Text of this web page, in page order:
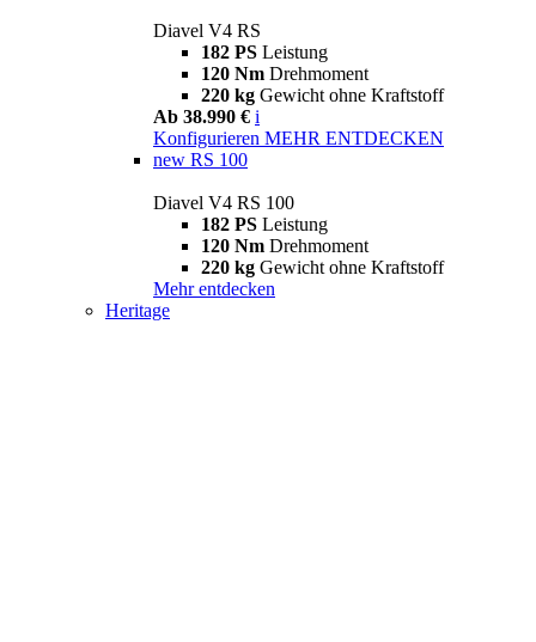
Diavel V4 RS
182 PS Leistung
120 Nm Drehmoment
220 kg Gewicht ohne Kraftstoff
Ab 38.990 € i
Konfigurieren MEHR ENTDECKEN
new RS 100
Diavel V4 RS 100
182 PS Leistung
120 Nm Drehmoment
220 kg Gewicht ohne Kraftstoff
Mehr entdecken
Heritage